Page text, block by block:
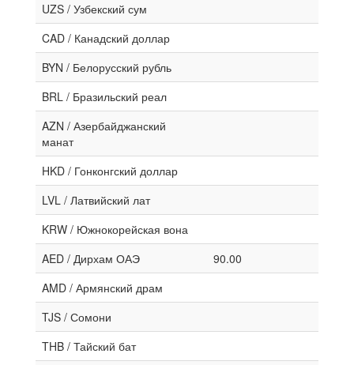
UZS / Узбекский сум
CAD / Канадский доллар
BYN / Белорусский рубль
BRL / Бразильский реал
AZN / Азербайджанский
манат
HKD / Гонконгский доллар
LVL / Латвийский лат
KRW / Южнокорейская вона
AED / Дирхам ОАЭ
90.00
AMD / Армянский драм
TJS / Сомони
THB / Тайский бат